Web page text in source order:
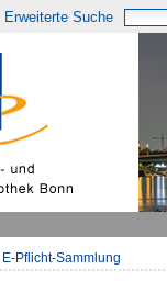
Erweiterte Suche
E-Pflicht-Sammlung